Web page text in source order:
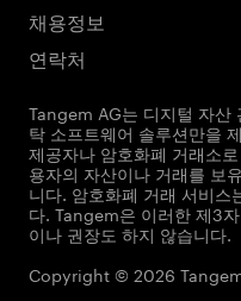
채용정보
연락처
Tangem AG는 디지털 자산
탁 소프트웨어 솔루션만을
제공자나 암호화폐 거래소
용자의 자산이나 거래를 보
니다. 암호화폐 거래 서비스
다. Tangem은 이러한 제3
이나 권장도 하지 않습니다.